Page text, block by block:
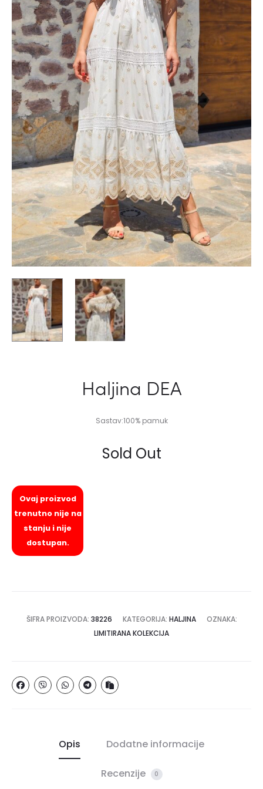
Haljina DEA
Sastav:100% pamuk
Sold Out
Ovaj proizvod
trenutno nije na
stanju i nije
dostupan.
ŠIFRA PROIZVODA: 38226 KATEGORIJA: HALJINA
OZNAKA:
LIMITIRANA KOLEKCIJA
Opis Dodatne informacije
Recenzije 0